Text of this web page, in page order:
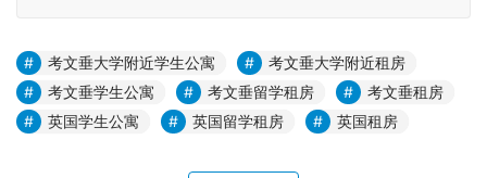
考文垂大学附近学生公寓
考文垂大学附近租房
考文垂学生公寓
考文垂留学租房
考文垂租房
英国学生公寓
英国留学租房 英国租房